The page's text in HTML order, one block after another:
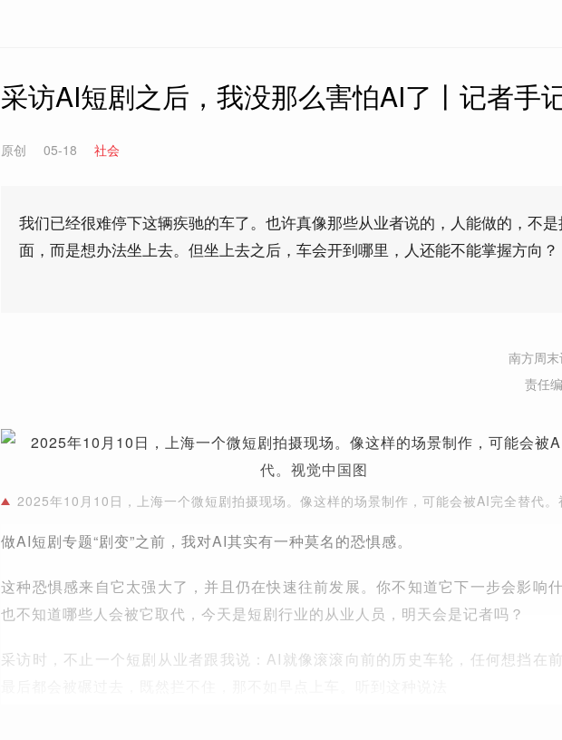
采访AI短剧之后，我没那么害怕AI了丨记者手
原创 05-18 社会
我们已经很难停下这辆疾驰的车了。也许真像那些从业者说的，人能做的，不
面，而是想办法坐上去。但坐上去之后，车会开到哪里，人还能不能掌握方向？
南方周
责任
2025年10月10日，上海一个微短剧拍摄现场。像这样的场景制作，可能会被AI完全替代
做AI短剧专题“剧变”之前，我对AI其实有一种莫名的恐惧感。
这种恐惧感来自它太强大了，并且仍在快速往前发展。你不知道它下一步会影响
也不知道哪些人会被它取代，今天是短剧行业的从业人员，明天会是记者吗？
采访时，不止一个短剧从业者跟我说：AI就像滚滚向前的历史车轮，任何想挡在